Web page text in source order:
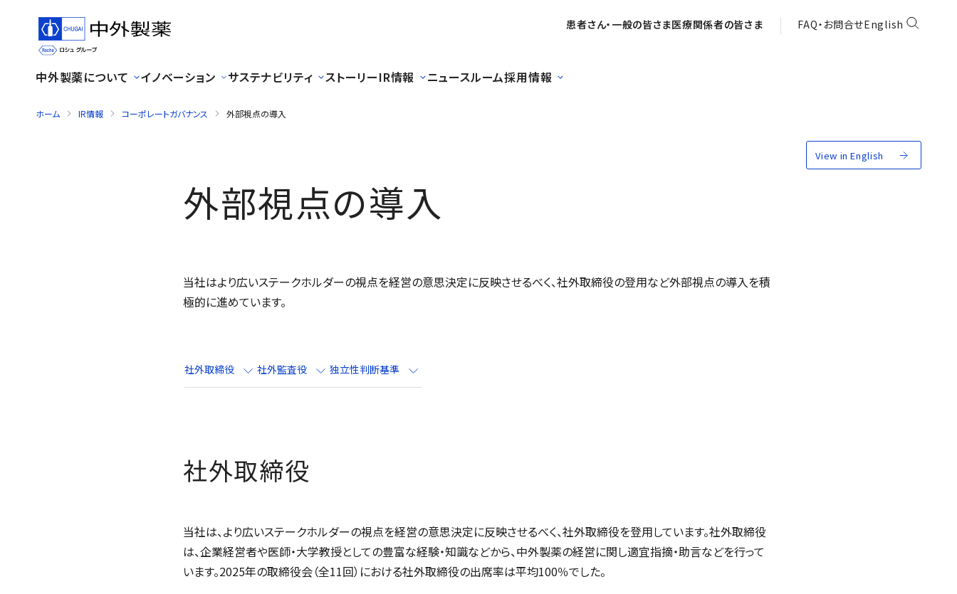
患者さん・一般の皆さま医療関係者の皆さま FAQ・お問合せEnglish
中外製薬について イノベーション サステナビリティ ストーリーIR情報 ニュースルーム採用情報
ホーム IR情報 コーポレートガバナンス 外部視点の導入
View in English
外部視点の導入
当社はより広いステークホルダーの視点を経営の意思決定に反映させるべく、社外取締役の登用など外部視点の導入を積
極的に進めています。
社外取締役 社外監査役 独立性判断基準
社外取締役
当社は、より広いステークホルダーの視点を経営の意思決定に反映させるべく、社外取締役を登用しています。社外取締役
は、企業経営者や医師・大学教授としての豊富な経験・知識などから、中外製薬の経営に関し適宜指摘・助言などを行って
います。2025年の取締役会（全11回）における社外取締役の出席率は平均100％でした。